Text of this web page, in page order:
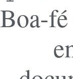
Boa-